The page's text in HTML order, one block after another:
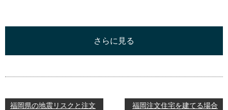
さらに見る
福岡県の地震リスクと注文
福岡注文住宅を建てる場合